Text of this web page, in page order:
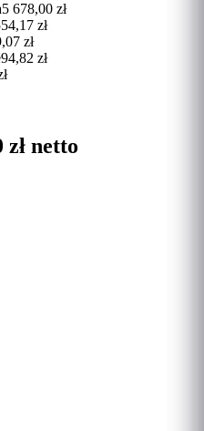
5 678,00 zł
zł
zł
94,82 zł
zł netto